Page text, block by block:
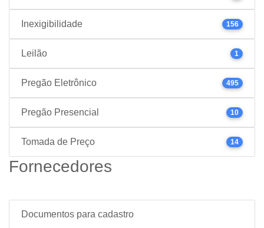
Inexigibilidade 156
Leilão 1
Pregão Eletrônico 495
Pregão Presencial 10
Tomada de Preço 14
Fornecedores
Documentos para cadastro